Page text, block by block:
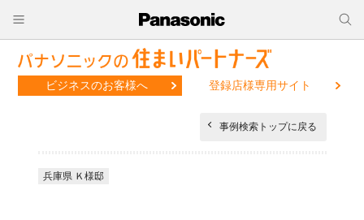
ビジネスのお客様へ 登録店様専用サイト
事例検索トップに戻る
兵庫県 Ｋ様邸